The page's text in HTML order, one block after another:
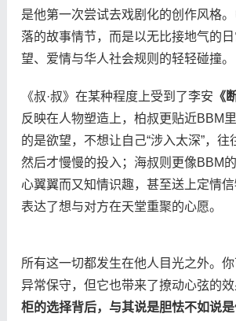
是他第一次尝试去戏剧化的创作风格
落的故事情节，而是以无比接地气的
望、爱情与华人社会规则的轻轻碰撞。
《叔·叔》在某种程度上受到了李安 《
反映在人物塑造上，柏叔更贴近BBM
的是欲望，不想让自己“涉入太深”，往
然后才慢慢的投入；海叔则更像BBM
心翼翼而又知情识趣，甚至送上定情
表达了想与对方在天堂重聚的心愿。
所有这一切都发生在他人目光之外。
异常保守，但它也带来了撩动心弦的效
柜的选择背后，与其说是胆怯不如说是